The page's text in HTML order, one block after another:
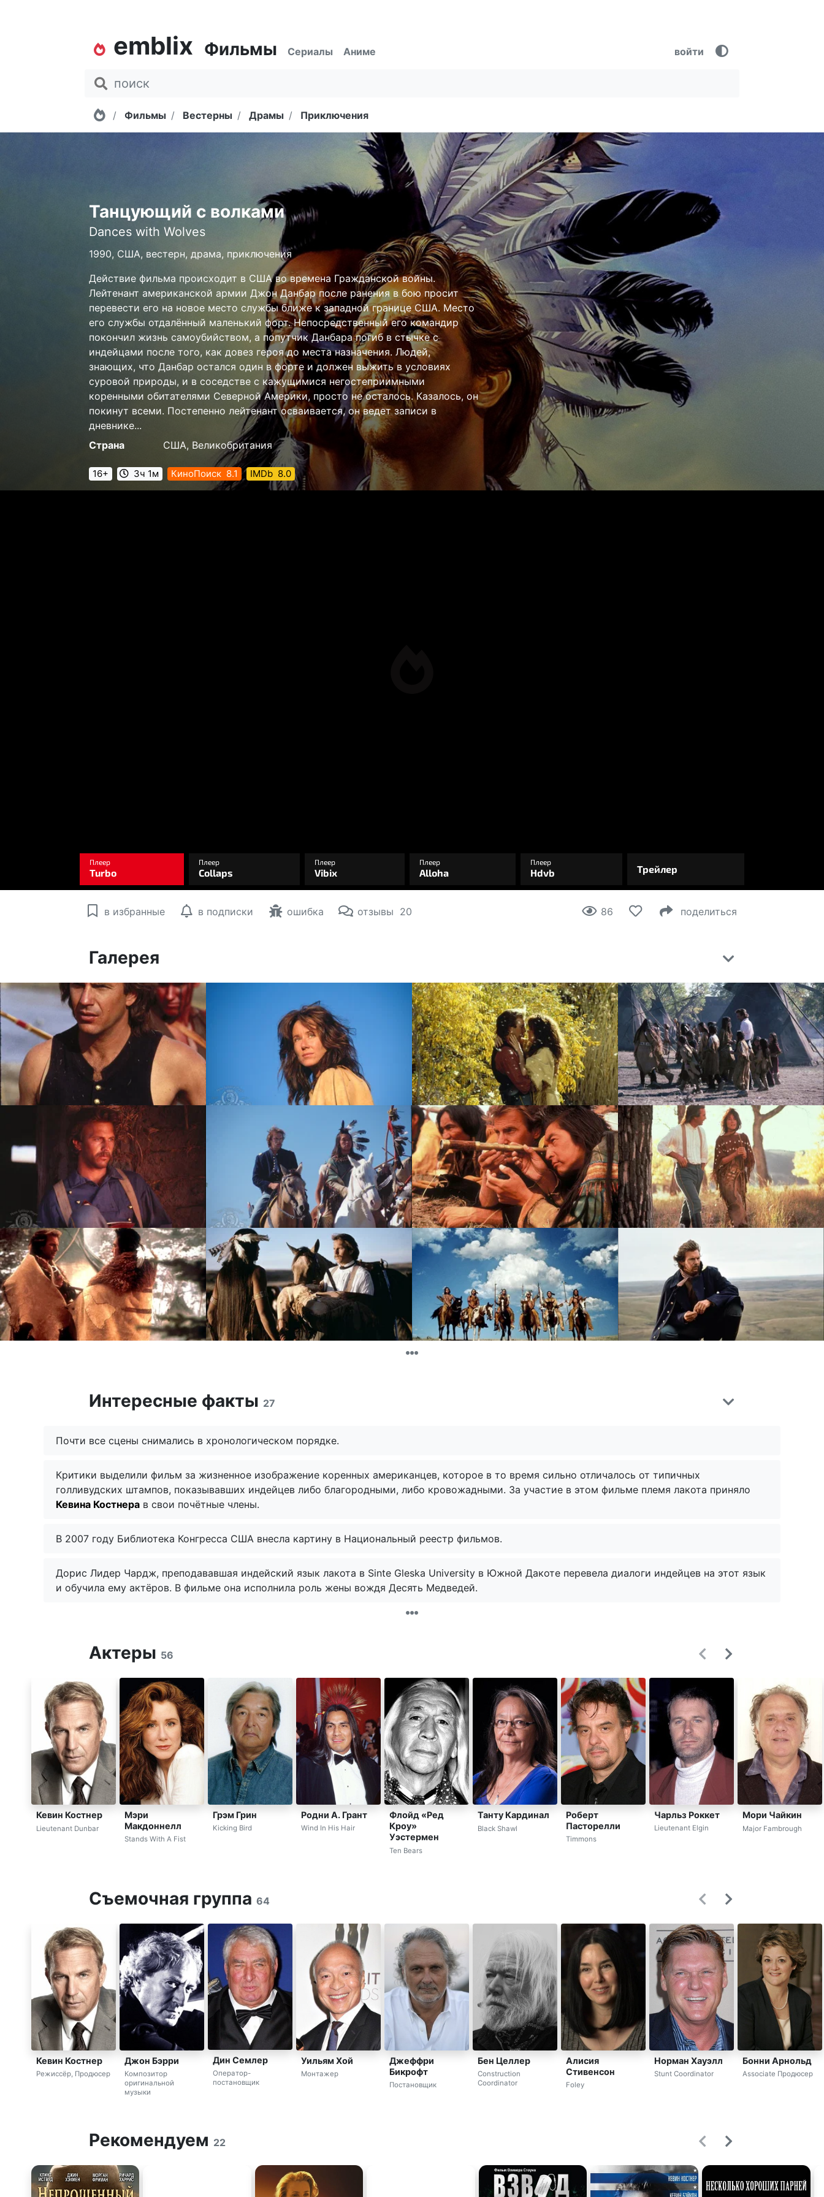
emblix Фильмы Сериалы Аниме войти
Главная
Фильмы Вестерны Драмы Приключения
Танцующий с волками
Dances with Wolves
1990, США, вестерн, драма, приключения
Действие фильма происходит в США во времена Гражданской войны.
Лейтенант американской армии Джон Данбар после ранения в бою просит
перевести его на новое место службы ближе к западной границе США. Место
его службы отдалённый маленький форт. Непосредственный его командир
покончил жизнь самоубийством, а попутчик Данбара погиб в стычке с
индейцами после того, как довез героя до места назначения. Людей,
знающих, что Данбар остался один в форте и должен выжить в условиях
суровой природы, и в соседстве с кажущимися негостеприимными
коренными обитателями Северной Америки, просто не осталось. Казалось, он
покинут всеми. Постепенно лейтенант осваивается, он ведет записи в
дневнике...
Страна
США, Великобритания
16+ 3ч 1м КиноПоиск 8.1 IMDb 8.0
в избранные в подписки ошибка отзывы 20 86 поделиться
Галерея
Интересные факты 27
Почти все сцены снимались в хронологическом порядке.
Критики выделили фильм за жизненное изображение коренных американцев, которое в то время сильно отличалось от типичных
голливудских штампов, показывавших индейцев либо благородными, либо кровожадными. За участие в этом фильме племя лакота приняло
Кевина Костнера в свои почётные члены.
В 2007 году Библиотека Конгресса США внесла картину в Национальный реестр фильмов.
Дорис Лидер Чардж, преподававшая индейский язык лакота в Sinte Gleska University в Южной Дакоте перевела диалоги индейцев на этот язык
и обучила ему актёров. В фильме она исполнила роль жены вождя Десять Медведей.
Актеры 56
Кевин Костнер
Lieutenant Dunbar
Мэри
Макдоннелл
Stands With A Fist
Грэм Грин
Kicking Bird
Родни А. Грант
Wind In His Hair
Флойд «Ред
Кроу»
Уэстермен
Ten Bears
Танту Кардинал
Black Shawl
Роберт
Пасторелли
Timmons
Чарльз Роккет
Lieutenant Elgin
Мори Чайкин
Major Fambrough
Съемочная группа 64
Кевин Костнер
Режиссёр, Продюсер
Джон Бэрри
Композитор
оригинальной
музыки
Дин Семлер
Оператор-
постановщик
Уильям Хой
Монтажер
Джеффри
Бикрофт
Постановщик
Бен Целлер
Construction
Coordinator
Алисия
Стивенсон
Foley
Норман Хауэлл
Stunt Coordinator
Бонни Арнольд
Associate Продюсер
Рекомендуем 22